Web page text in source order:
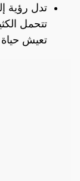
تدل رؤية
تتحمل
تعيش حياة